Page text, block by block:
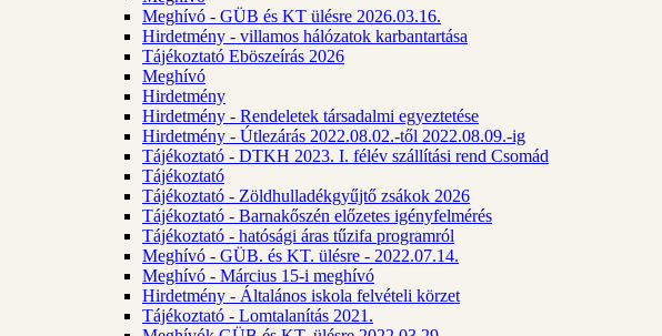
Meghívó - GÜB és KT ülésre 2026.03.16.
Hirdetmény - villamos hálózatok karbantartása
Tájékoztató Eböszeírás 2026
Meghívó
Hirdetmény
Hirdetmény - Rendeletek társadalmi egyeztetése
Hirdetmény - Útlezárás 2022.08.02.-től 2022.08.09.-ig
Tájékoztató - DTKH 2023. I. félév szállítási rend Csomád
Tájékoztató
Tájékoztató - Zöldhulladékgyűjtő zsákok 2026
Tájékoztató - Barnakőszén előzetes igényfelmérés
Tájékoztató - hatósági áras tűzifa programról
Meghívó - GÜB. és KT. ülésre - 2022.07.14.
Meghívó - Március 15-i meghívó
Hirdetmény - Általános iskola felvételi körzet
Tájékoztató - Lomtalanítás 2021.